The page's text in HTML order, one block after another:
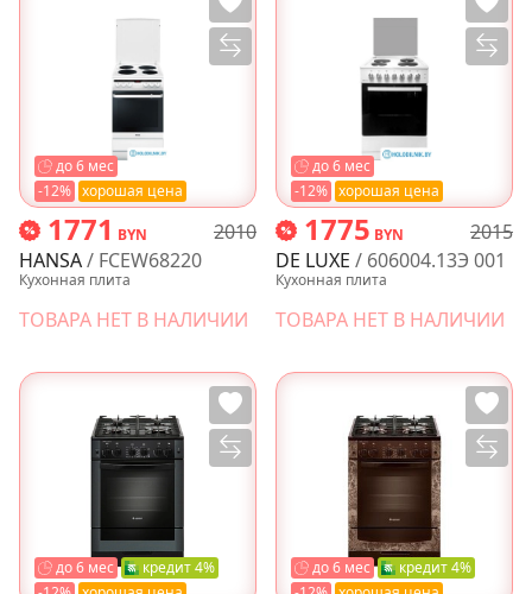
-12% хорошая цена
до 6 мес
1771 BYN
2010
HANSA/ FCEW68220
Кухонная плита
ТОВАРА НЕТ В НАЛИЧИИ
-12% хорошая цена
до 6 мес
1775 BYN
2015
DE LUXE / 606004.13Э 001
Кухонная плита
ТОВАРА НЕТ В НАЛИЧИИ
до 6 мес кредит 4% до 6 мес кредит 4%